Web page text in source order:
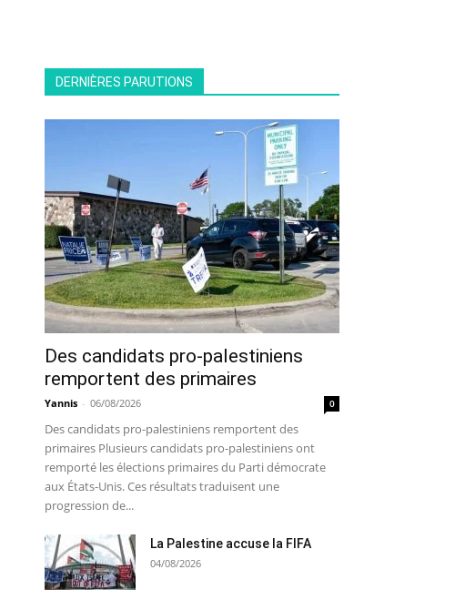
DERNIÈRES PARUTIONS
Des candidats pro-palestiniens
remportent des primaires
Yannis - 06/08/2026 0
Des candidats pro-palestiniens remportent des
primaires Plusieurs candidats pro-palestiniens ont
remporté les élections primaires du Parti démocrate
aux États-Unis. Ces résultats traduisent une
progression de...
La Palestine accuse la FIFA
04/08/2026